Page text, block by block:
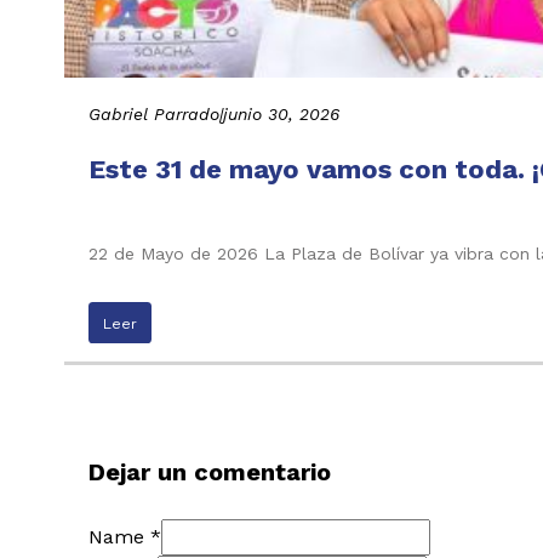
Gabriel Parrado|junio 30, 2026
Este 31 de mayo vamos con toda.
22 de Mayo de 2026 La Plaza de Bolívar ya vibra
Leer
Dejar un comentario
Name *